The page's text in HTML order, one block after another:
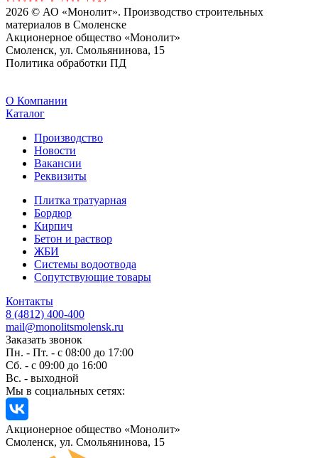
2026 © АО «Монолит». Производство строительных
материалов в Смоленске
Акционерное общество «Монолит»
Смоленск, ул. Смольянинова, 15
Политика обработки ПД
O Компании
Каталог
Производство
Новости
Вакансии
Реквизиты
Плитка тратуарная
Бордюр
Кирпич
Бетон и раствор
ЖБИ
Системы водоотвода
Сопутствующие товары
Контакты
8 (4812) 400-400
mail@monolitsmolensk.ru
Заказать звонок
Пн. - Пт. - с 08:00 до 17:00
Сб. - с 09:00 до 16:00
Вс. - выходной
Мы в социальных сетях:
Акционерное общество «Монолит»
Смоленск, ул. Смольянинова, 15